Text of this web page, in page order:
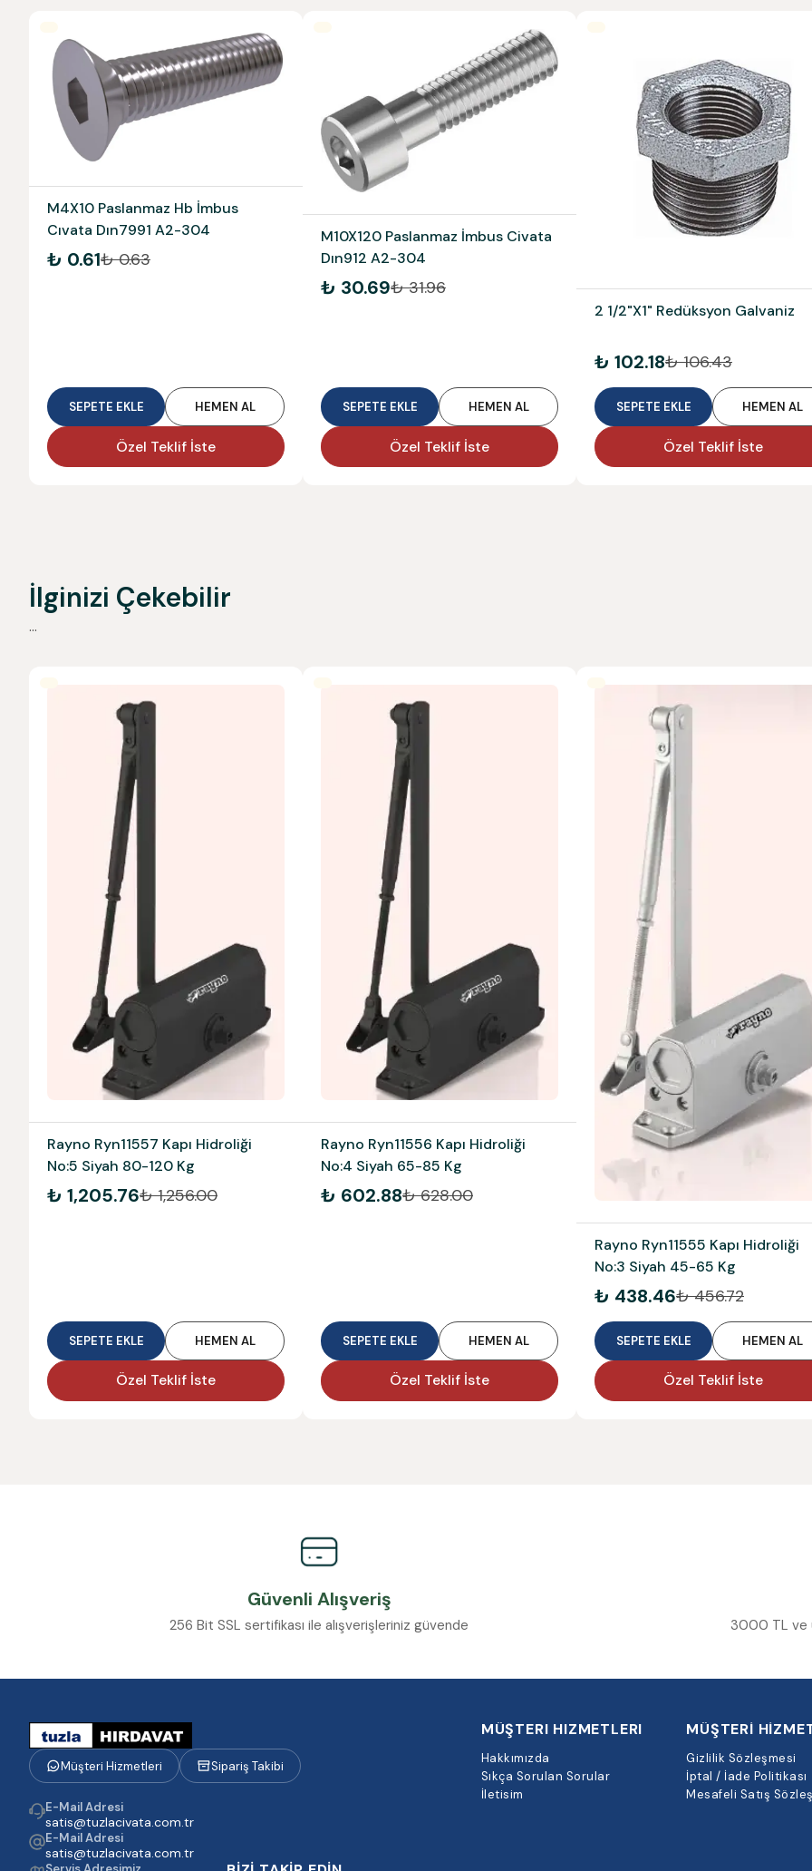
M4X10 Paslanmaz Hb İmbus
Cıvata Dın7991 A2-304
₺ 0.61₺ 0.63
SEPETE EKLE HEMEN AL
Özel Teklif İste
M10X120 Paslanmaz İmbus Civata
Dın912 A2-304
₺ 30.69₺ 31.96
SEPETE EKLE HEMEN AL
Özel Teklif İste
2 1/2"X1" Redüksyon Galvaniz
₺ 102.18₺ 106.43
SEPETE EKLE HEMEN AL
Özel Teklif İste
İlginizi Çekebilir
...
Rayno Ryn11557 Kapı Hidroliği
No:5 Siyah 80-120 Kg
₺ 1,205.76₺ 1,256.00
SEPETE EKLE HEMEN AL
Özel Teklif İste
Rayno Ryn11556 Kapı Hidroliği
No:4 Siyah 65-85 Kg
₺ 602.88₺ 628.00
SEPETE EKLE HEMEN AL
Özel Teklif İste
Rayno Ryn11555 Kapı Hidroliği
No:3 Siyah 45-65 Kg
₺ 438.46₺ 456.72
SEPETE EKLE HEMEN AL
Özel Teklif İste
Güvenli Alışveriş
256 Bit SSL sertifikası ile alışverişleriniz güvende 3000 TL ve
Müşteri Hizmetleri Sipariş Takibi
E-Mail Adresi
satis@tuzlacivata.com.tr
E-Mail Adresi
satis@tuzlacivata.com.tr
MÜŞTERI HIZMETLERI
Hakkımızda
Sıkça Sorulan Sorular
İletisim
MÜŞTERİ
Gizlilik Sözleşmesi
İptal / İade Politikası
Mesafeli Satış